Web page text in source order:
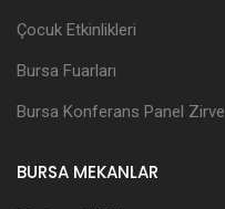
Çocuk Etkinlikleri
Bursa Fuarları
Bursa Konferans Panel Zirve
BURSA MEKANLAR